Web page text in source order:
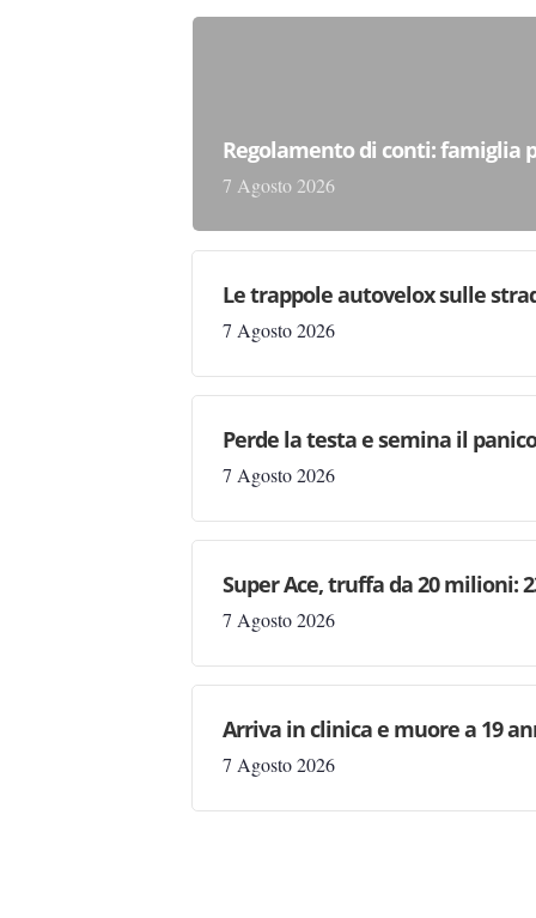
Regolamento di conti: famiglia
7 Agosto 2026
Le trappole autovelox sulle
7 Agosto 2026
Perde la testa e semina il
7 Agosto 2026
Super Ace, truffa da 20 milioni:
7 Agosto 2026
Arriva in clinica e muore a 19
7 Agosto 2026